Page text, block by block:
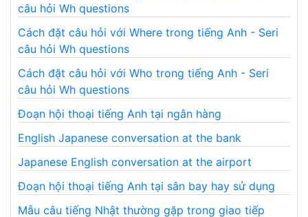
câu hỏi Wh questions
Cách đặt câu hỏi với Where trong tiếng Anh - Seri
câu hỏi Wh questions
Cách đặt câu hỏi với Who trong tiếng Anh - Seri
câu hỏi Wh questions
Đoạn hội thoại tiếng Anh tại ngân hàng
English Japanese conversation at the bank
Japanese English conversation at the airport
Đoạn hội thoại tiếng Anh tại sân bay hay sử dụng
Mẫu câu tiếng Nhật thường gặp trong giao tiếp